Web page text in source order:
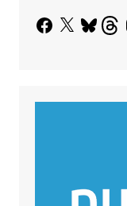
Facebook
X Bluesky